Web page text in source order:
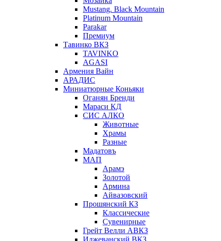
Mustang. Black Mountain
Platinum Mountain
Parakar
Премиум
Тавинко ВКЗ
TAVINKO
AGASI
Армения Вайн
АРАДИС
Миниатюрные Коньяки
Оганян Бренди
Мараси КД
СИС АЛКО
Животные
Храмы
Разные
Мадатовъ
МАП
Арамэ
Золотой
Армина
Айвазовский
Прошянский КЗ
Классические
Сувенирные
Грейт Велли АВКЗ
Иджеванский ВКЗ